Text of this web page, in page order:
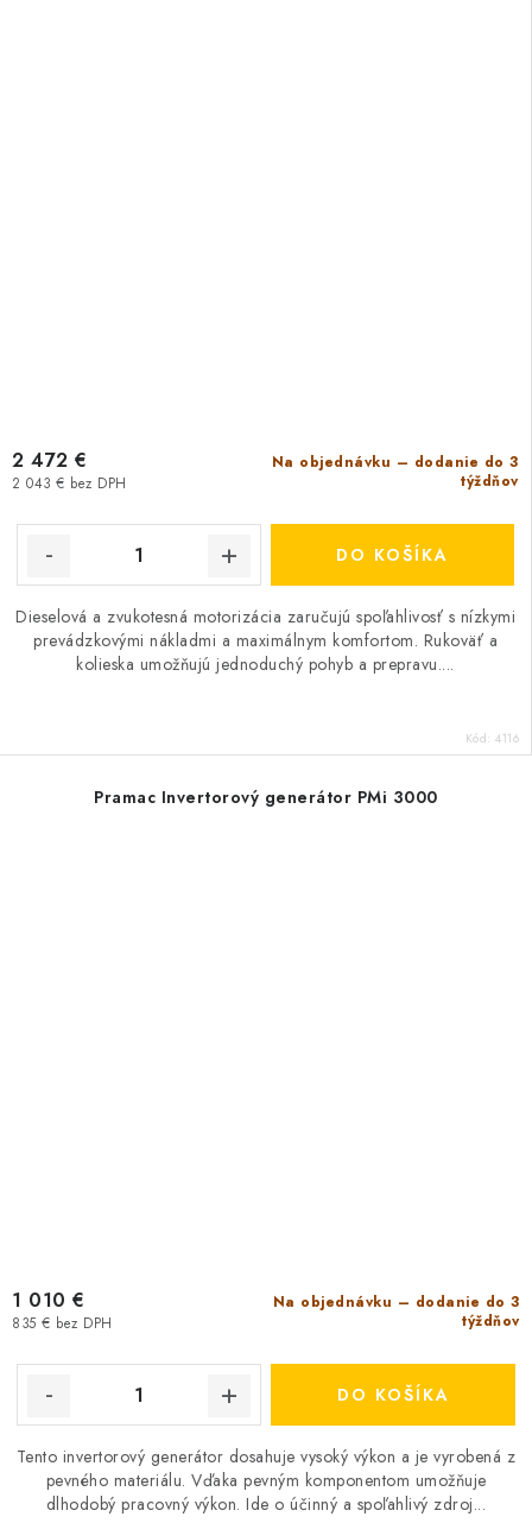
Na objednávku – dodanie do 3
týždňov
2 043 € bez DPH
2 472 €
DO KOŠÍKA
Dieselová a zvukotesná motorizácia zaručujú spoľahlivosť s nízkymi
prevádzkovými nákladmi a maximálnym komfortom. Rukoväť a
kolieska umožňujú jednoduchý pohyb a prepravu....
Kód: 4116
Pramac Invertorový generátor PMi 3000
Na objednávku – dodanie do 3
týždňov
835 € bez DPH
1 010 €
DO KOŠÍKA
Tento invertorový generátor dosahuje vysoký výkon a je vyrobená z
pevného materiálu. Vďaka pevným komponentom umožňuje
dlhodobý pracovný výkon. Ide o účinný a spoľahlivý zdroj...